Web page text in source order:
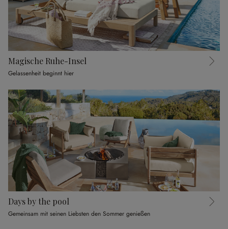
Magische Ruhe-Insel
Gelassenheit beginnt hier
Days by the pool
Gemeinsam mit seinen Liebsten den Sommer genießen